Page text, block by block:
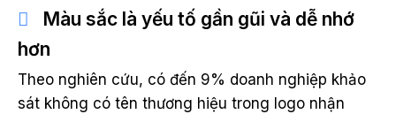
Màu sắc là yếu tố gần gũi và dễ nhớ
hơn
Theo nghiên cứu, có đến 9% doanh nghiệp khảo
sát không có tên thương hiệu trong logo nhận